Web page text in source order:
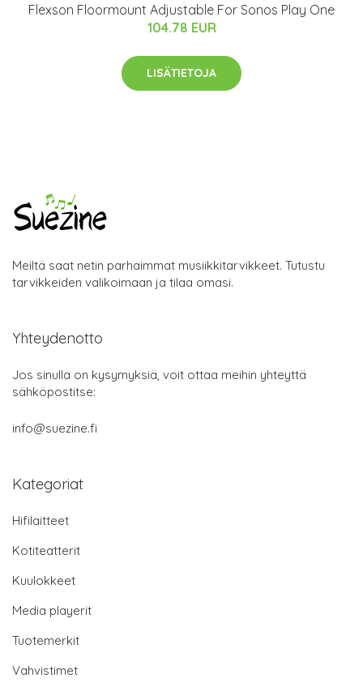
Flexson Floormount Adjustable For Sonos Play One
104.78 EUR
LISÄTIETOJA
Meiltä saat netin parhaimmat musiikkitarvikkeet. Tutustu
tarvikkeiden valikoimaan ja tilaa omasi.
Yhteydenotto
Jos sinulla on kysymyksiä, voit ottaa meihin yhteyttä
sähköpostitse:
info@suezine.fi
Kategoriat
Hifilaitteet
Kotiteatterit
Kuulokkeet
Media playerit
Tuotemerkit
Vahvistimet